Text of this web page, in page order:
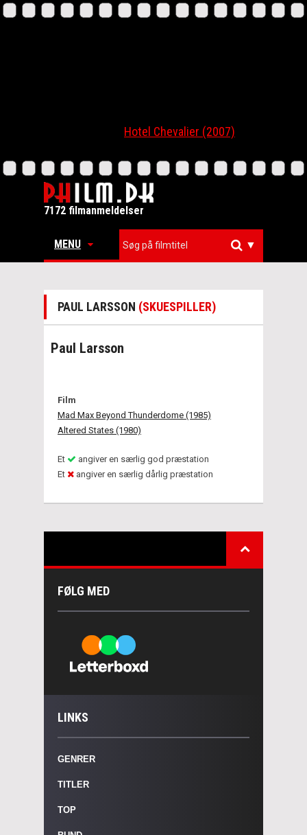
Hotel Chevalier (2007)
7172 filmanmeldelser
MENU ▼
PAUL LARSSON (SKUESPILLER)
Paul Larsson
Film
Mad Max Beyond Thunderdome (1985)
Altered States (1980)
Et
angiver en særlig god præstation
Et
angiver en særlig dårlig præstation
FØLG MED
LINKS
GENRER
TITLER
TOP